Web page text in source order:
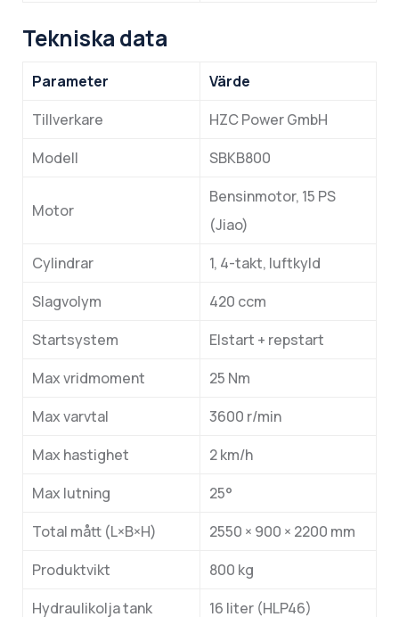
Tekniska data
Parameter
Värde
Tillverkare
HZC Power GmbH
Modell
SBKB800
Motor
Bensinmotor, 15 PS
(Jiao)
Cylindrar
1, 4-takt, luftkyld
Slagvolym
420 ccm
Startsystem
Elstart + repstart
Max vridmoment
25 Nm
Max varvtal
3600 r/min
Max hastighet
2 km/h
Max lutning
25°
Total mått (L×B×H)
2550 × 900 × 2200 mm
Produktvikt
800 kg
Hydraulikolja tank
16 liter (HLP46)